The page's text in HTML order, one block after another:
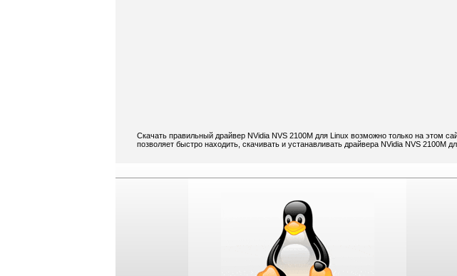
Скачать правильный драйвер NVidia NVS 2100M для Linux возможно только на этом
позволяет быстро находить, скачивать и устанавливать драйвера NVidia NVS 2100M